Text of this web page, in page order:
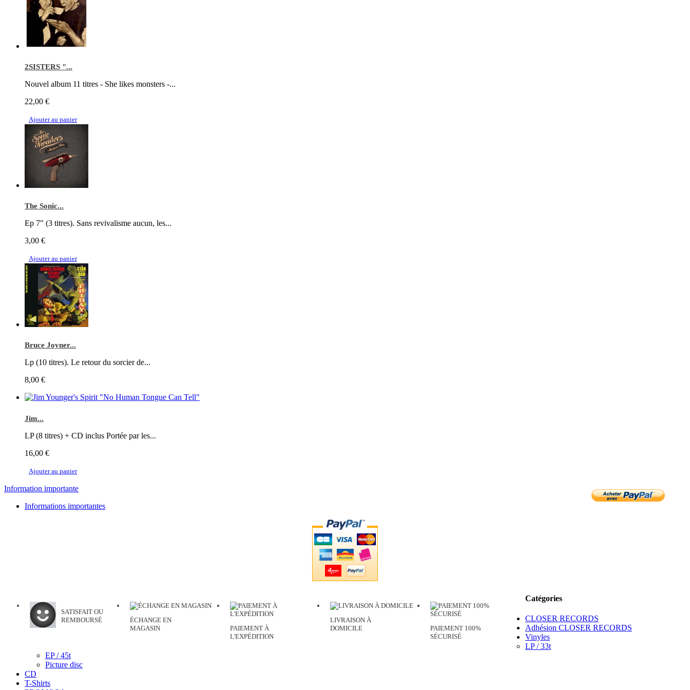
2SISTERS "...
Nouvel album 11 titres - She likes monsters -...
22,00 €
Ajouter au panier
The Sonic...
Ep 7" (3 titres). Sans revivalisme aucun, les...
3,00 €
Ajouter au panier
Bruce Joyner...
Lp (10 titres). Le retour du sorcier de...
8,00 €
Jim...
LP (8 titres) + CD inclus Portée par les...
16,00 €
Ajouter au panier
Information importante
Informations importantes
SATISFAIT OU
REMBOURSÉ
ÉCHANGE EN
MAGASIN
PAIEMENT À
L'EXPÉDITION
LIVRAISON À
DOMICILE
PAIEMENT 100%
SÉCURISÉ
Catégories
CLOSER RECORDS
Adhésion CLOSER RECORDS
Vinyles
LP / 33t
EP / 45t
Picture disc
CD
T-Shirts